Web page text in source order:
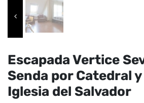
Escapada Vertice
Senda por Catedral
Iglesia del Salvador